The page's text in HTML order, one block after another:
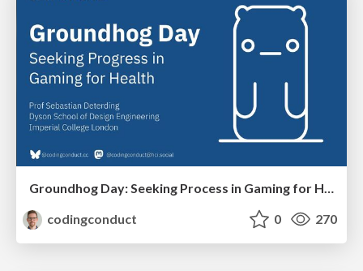
Groundhog Day: Seeking Process in Gaming for Health
codingconduct
0 270